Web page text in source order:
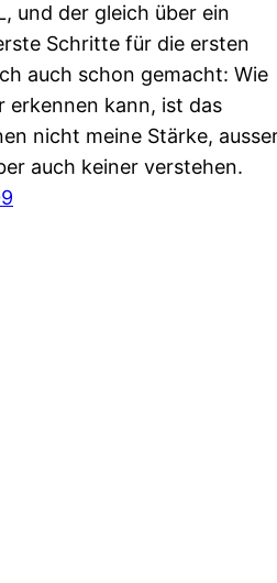
und der gleich über ein
Schritte für die ersten
auch schon gemacht: Wie
erkennen kann, ist das
nicht meine Stärke,
auch keiner verstehen.